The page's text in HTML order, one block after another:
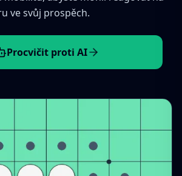
ve svůj prospěch.
Procvičit proti AI